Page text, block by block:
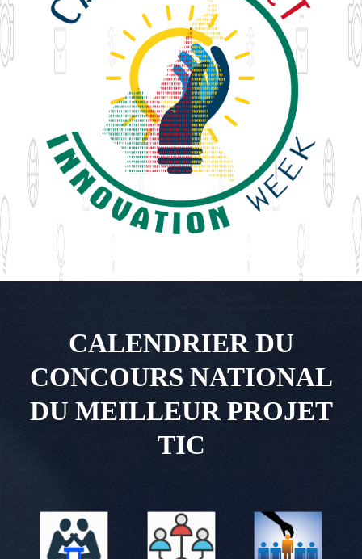
CALENDRIER DU
CONCOURS NATIONAL
DU MEILLEUR PROJET
TIC